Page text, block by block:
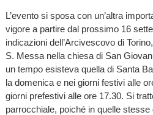
L’evento si sposa con un’altra
vigore a partire dal prossimo 16
indicazioni dell’Arcivescovo di
S. Messa nella chiesa di San
un tempo esisteva quella di Santa
la domenica e nei giorni festivi alle
giorni prefestivi alle ore 17.30. Si
parrocchiale, poiché in quelle stesse